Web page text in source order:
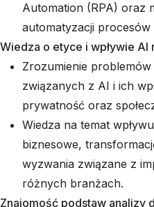
Automation (RPA) oraz
automatyzacji
Wiedza o etyce i wpływie AI
Zrozumienie
związanych z AI i ich
prywatność oraz
Wiedza na temat
biznesowe,
wyzwania związane z
różnych branżach.
Znajomość podstaw analizy